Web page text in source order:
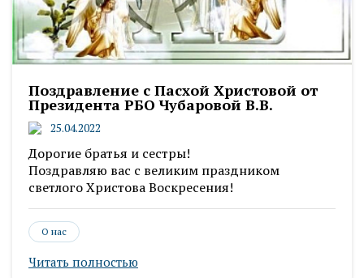
Поздравление с Пасхой Христовой от
Президента РБО Чубаровой В.В.
25.04.2022
Дорогие братья и сестры!
Поздравляю вас с великим праздником
светлого Христова Воскресения!
О нас
Читать полностью